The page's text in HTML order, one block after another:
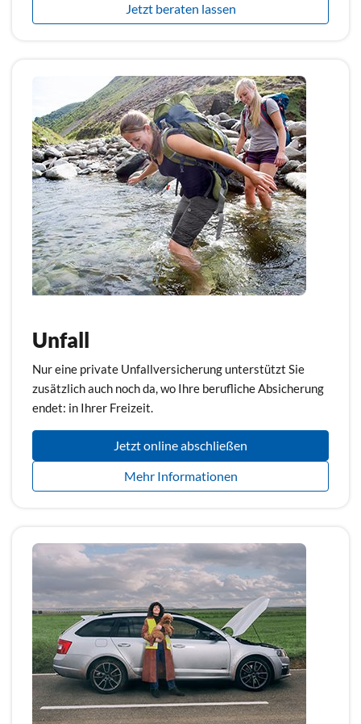
Jetzt beraten lassen
Unfall
Nur eine private Unfallversicherung unterstützt Sie
zusätzlich auch noch da, wo Ihre berufliche Absicherung
endet: in Ihrer Freizeit.
Jetzt online abschließen
Mehr Informationen